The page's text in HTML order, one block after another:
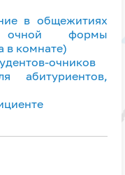
в общежитиях
формы
в комнате)
очников
абитуриентов,